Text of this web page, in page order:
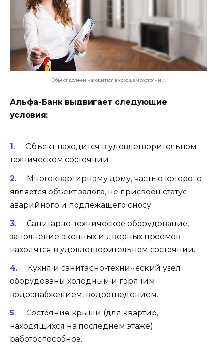
Объект должен находиться в хорошем состоянии.
Альфа-Банк выдвигает следующие
условия:
Объект находится в удовлетворительном
техническом состоянии.
Многоквартирному дому, частью которого
является объект залога, не присвоен статус
аварийного и подлежащего сносу.
Санитарно-техническое оборудование,
заполнение оконных и дверных проемов
находятся в удовлетворительном состоянии.
Кухня и санитарно-технический узел
оборудованы холодным и горячим
водоснабжением, водоотведением.
Состояние крыши (для квартир,
находящихся на последнем этаже)
работоспособное.